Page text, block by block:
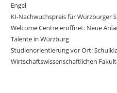
Engel
KI-Nachwuchspreis für Würzburger
Welcome Centre eröffnet: Neue
Talente in Würzburg
Studienorientierung vor Ort:
Wirtschaftswissenschaftlichen